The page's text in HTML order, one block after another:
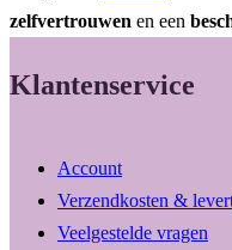
zelfvertrouwen en een
Klantenservice
Account
Verzendkosten &
Veelgestelde vragen